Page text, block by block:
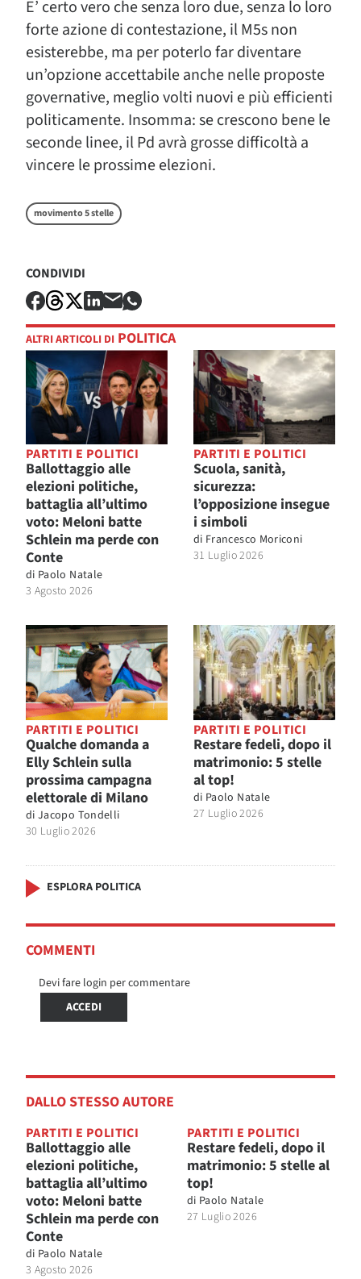
E’ certo vero che senza loro due, senza lo loro
forte azione di contestazione, il M5s non
esisterebbe, ma per poterlo far diventare
un’opzione accettabile anche nelle proposte
governative, meglio volti nuovi e più efficienti
politicamente. Insomma: se crescono bene le
seconde linee, il Pd avrà grosse difficoltà a
vincere le prossime elezioni.
movimento 5 stelle
CONDIVIDI
ALTRI ARTICOLI DI POLITICA
PARTITI E POLITICI
Ballottaggio alle
elezioni politiche,
battaglia all’ultimo
voto: Meloni batte
Schlein ma perde con
Conte
di Paolo Natale
3 Agosto 2026
PARTITI E POLITICI
Scuola, sanità,
sicurezza:
l’opposizione insegue
i simboli
di Francesco Moriconi
31 Luglio 2026
PARTITI E POLITICI
Qualche domanda a
Elly Schlein sulla
prossima campagna
elettorale di Milano
di Jacopo Tondelli
30 Luglio 2026
PARTITI E POLITICI
Restare fedeli, dopo il
matrimonio: 5 stelle
al top!
di Paolo Natale
27 Luglio 2026
ESPLORA POLITICA
COMMENTI
Devi fare login per commentare
ACCEDI
DALLO STESSO AUTORE
PARTITI E POLITICI
Ballottaggio alle
elezioni politiche,
battaglia all’ultimo
voto: Meloni batte
Schlein ma perde con
Conte
di Paolo Natale
3 Agosto 2026
PARTITI E POLITICI
Restare fedeli, dopo il
matrimonio: 5 stelle al
top!
di Paolo Natale
27 Luglio 2026